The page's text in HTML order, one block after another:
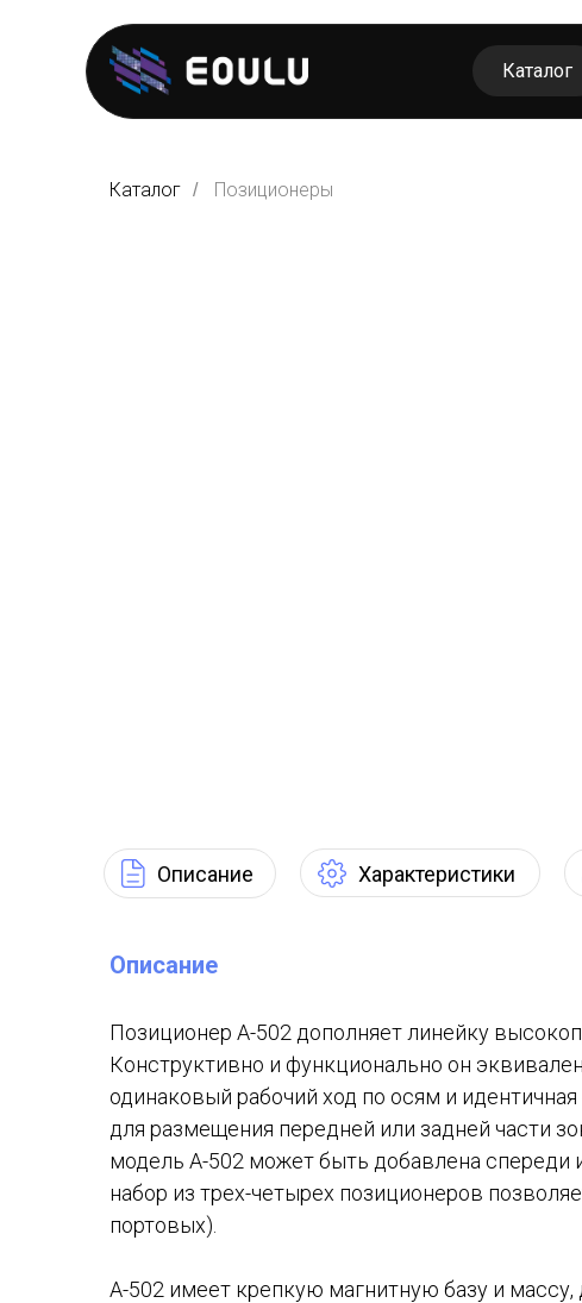
Каталог
Каталог / Позиционеры
Описание Характеристики
Описание
Позиционер A-502 дополняет линейку
Конструктивно и функционально он
одинаковый рабочий ход по осям и
для размещения передней или задней части
модель A-502 может быть добавлена спереди
набор из трех-четырех позиционеров
портовых).
A-502 имеет крепкую магнитную базу и